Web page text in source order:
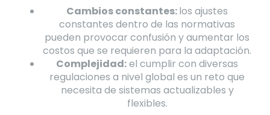
Cambios constantes:los ajustes
constantes dentro de las normativas
pueden provocar confusión y aumentar los
costos que se requieren para la adaptación.
Complejidad:el cumplir con diversas
regulaciones a nivel global es un reto que
necesita de sistemas actualizables y
flexibles.